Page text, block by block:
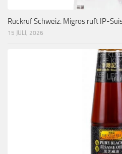
Rückruf Schweiz: Migros ruft IP-
15 JULI, 2026